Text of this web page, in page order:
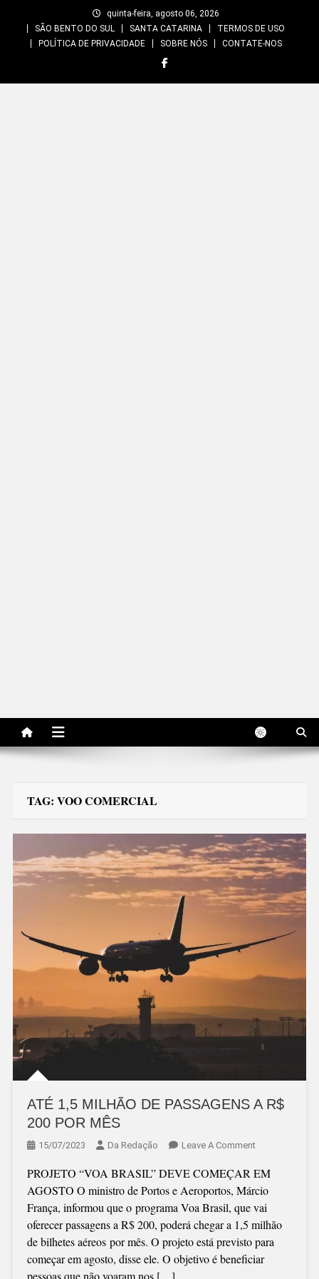
quinta-feira, agosto 06, 2026
SÃO BENTO DO SUL
SANTA CATARINA
TERMOS DE USO
POLÍTICA DE PRIVACIDADE
SOBRE NÓS CONTATE-NOS
TAG: VOO COMERCIAL
ATÉ 1,5 MILHÃO DE PASSAGENS A R$
200 POR MÊS
15/07/2023 Da Redação Leave A CommentOn
1,5
MILHÃO
DE
PASSAGENS
A
R$
PROJETO “VOA BRASIL” DEVE COMEÇAR EM
AGOSTO O ministro de Portos e Aeroportos, Márcio
França, informou que o programa Voa Brasil, que vai
oferecer passagens a R$ 200, poderá chegar a 1,5 milhão
de bilhetes aéreos por mês. O projeto está previsto para
começar em agosto, disse ele. O objetivo é beneficiar
pessoas que não voaram nos […]